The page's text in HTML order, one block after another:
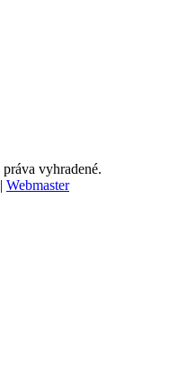
vyhradené.
| Webmaster